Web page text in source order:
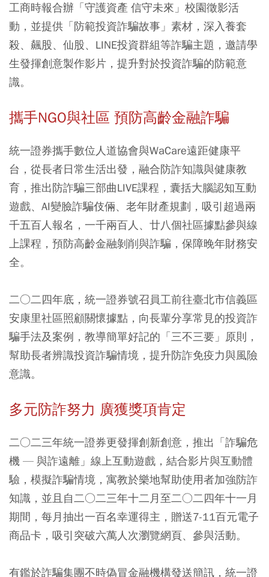
工商時報合辦「守護資產 信守未來」校園徵影活
動，並提供「防範投資詐騙故事」素材，深入養套
殺、飆股、仙股、LINE投資群組等詐騙主題，邀請學
生發揮創意製作影片，提升對於投資詐騙的防範意
識。
攜手NGO與社區 預防高齡金融詐騙
統一證券攜手數位人道協會與WaCare遠距健康平
台，從長者日常生活出發，融合防詐知識與健康教
育，推出防詐騙三部曲LIVE課程，囊括大腦認知互動
遊戲、AI變臉詐騙伎倆、老年財產規劃，吸引超過兩
千五百人報名，一千兩百人、廿八個社區據點參與線
上課程，預防高齡金融剝削與詐騙，保障晚年財務安
全。
二○二四年底，統一證券號召員工前往臺北市信義區
安康里社區照顧關懷據點，向長輩分享常見的投資詐
騙手法及案例，教導簡單好記的「三不三要」原則，
幫助長者辨識投資詐騙情境，提升防詐免疫力與風險
意識。
多元防詐努力 廣獲獎項肯定
二○二三年統一證券更發揮創新創意，推出「詐騙危
機 — 與詐遠離」線上互動遊戲，結合影片與互動體
驗，模擬詐騙情境，寓教於樂地幫助使用者加強防詐
知識，並且自二○二三年十二月至二○二四年十一月
期間，每月抽出一百名幸運得主，贈送7-11百元電子
商品卡，吸引突破六萬人次瀏覽網頁、參與活動。
有鑑於詐騙集團不時偽冒金融機構發送簡訊，統一證